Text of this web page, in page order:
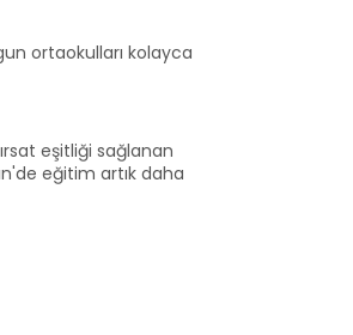
ortaokulları kolayca
eşitliği sağlanan
eğitim artık daha